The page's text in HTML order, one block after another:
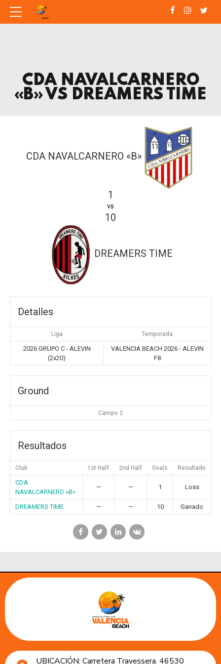
CDA NAVALCARNERO
«B» VS DREAMERS TIME
CDA NAVALCARNERO «B»
1
vs
10
DREAMERS TIME
Detalles
Liga Temporada
2026 GRUPO C - ALEVIN
(2x20)
VALENCIA BEACH 2026 - ALEVIN
F8
Ground
Campo 2
Resultados
Club 1st Half 2nd Half Goals Resultado
CDA
NAVALCARNERO «B»
— — 1 Loss
DREAMERS TIME — — 10 Ganado
UBICACIÓN: Carretera Travessera. 46530